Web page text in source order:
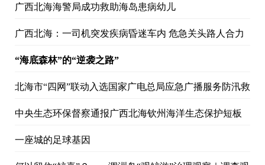
广西北海海警局成功救助海岛患病幼儿
广西北海：一司机突发疾病昏迷车内 危急关头路人合力
“海底森林”的“逆袭之路”
北海市“四网”联动入选国家广电总局应急广播服务防汛救
中央生态环保督察通报广西北海钦州海洋生态保护短板
一座城的足球基因